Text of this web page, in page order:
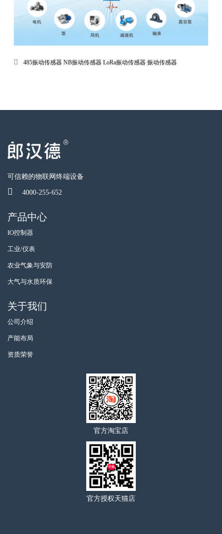
485振动传感器 NB振动传感器 LoRa振动传感器 振动传感器
可信赖的物联网终端设备
4000-255-652
产品中心
IO控制器
工业/仪表
农业气象与安防
大气与水质环保
关于我们
公司介绍
产能布局
资质荣誉
官方淘宝店
官方授权天猫店